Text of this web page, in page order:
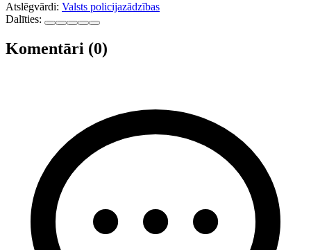
Atslēgvārdi: Valsts policijazādzības
Dalīties:
Komentāri (0)